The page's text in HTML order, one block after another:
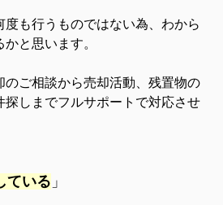
も行うものではない為、わから
と思います。
のご相談から売却活動、残置物の
探しまでフルサポートで対応させ
ている 」